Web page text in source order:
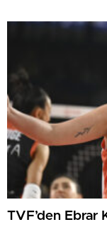
TVF’den Ebrar